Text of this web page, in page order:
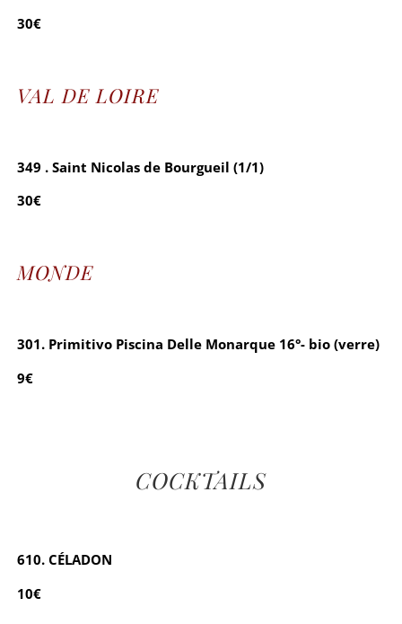
30€
VAL DE LOIRE
349 . Saint Nicolas de Bourgueil (1/1)
30€
MONDE
301. Primitivo Piscina Delle Monarque 16°- bio (verre)
9€
COCKTAILS
610. CÉLADON
10€